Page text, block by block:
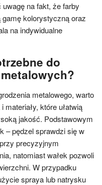
na fakt, że farby
kolorystyczną oraz
na indywidualne
do
metalowego, warto
które ułatwią
jakość. Podstawowym
– pędzel sprawdzi się w
precyzyjnym
natomiast wałek pozwoli
W przypadku
spraya lub natrysku